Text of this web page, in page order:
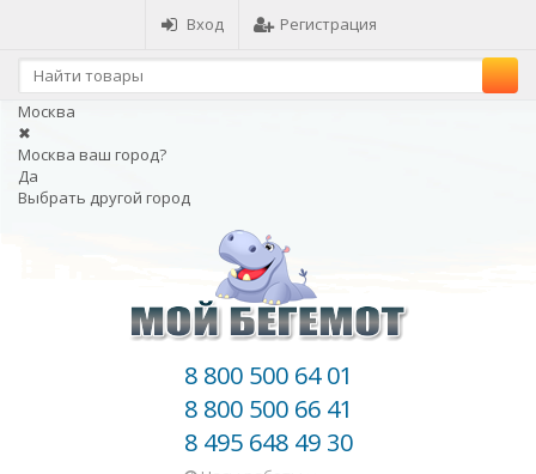
Вход Регистрация
Москва
✖
Москва ваш город?
Да
Выбрать другой город
8 800 500 64 01
8 800 500 66 41
8 495 648 49 30